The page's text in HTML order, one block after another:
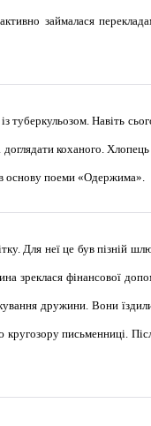
займалася
туберкульозом. Навіть
коханого.
в основу поеми «Одержима».
Для неї це був пізній
зреклася фінансової
дружини. Вони
письменниці.